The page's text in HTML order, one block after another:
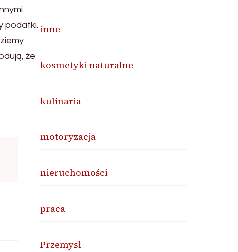
podatki.
że
inne
kosmetyki naturalne
kulinaria
motoryzacja
nieruchomości
praca
Przemysł